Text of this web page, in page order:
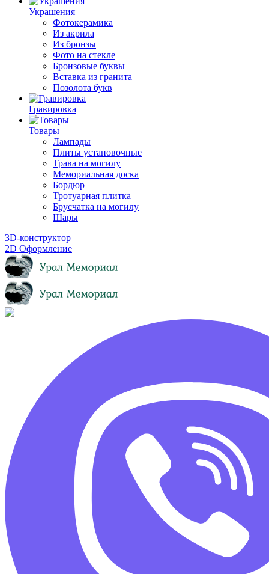
Украшения
Фотокерамика
Из акрила
Из бронзы
Фото на стекле
Бронзовые буквы
Вставка из гранита
Позолота букв
Гравировка
Товары
Лампады
Плиты установочные
Трава на могилу
Мемориальная доска
Бордюр
Тротуарная плитка
Брусчатка на могилу
Шары
3D-конструктор
2D Оформление